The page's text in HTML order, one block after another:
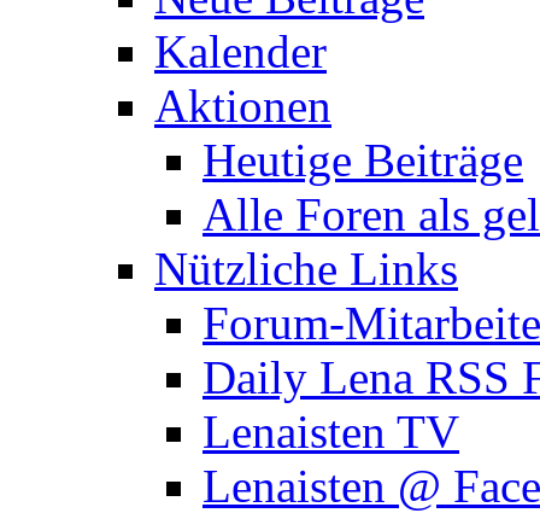
Kalender
Aktionen
Heutige Beiträge
Alle Foren als
Nützliche Links
Forum-
Daily Lena RSS
Lenaisten TV
Lenaisten @